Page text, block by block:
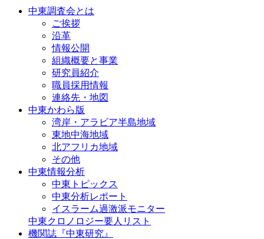
中東調査会とは
ご挨拶
沿革
情報公開
組織概要と事業
研究員紹介
職員採用情報
連絡先・地図
中東かわら版
湾岸・アラビア半島地域
東地中海地域
北アフリカ地域
その他
中東情報分析
中東トピックス
中東分析レポート
イスラーム過激派モニター
中東クロノロジー要人リスト
機関誌『中東研究』